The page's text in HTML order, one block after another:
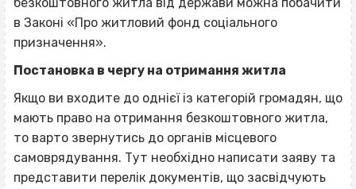
в Законі «Про житловий фонд соціального
призначення».
Постановка в чергу на отримання житла
Якщо ви входите до однієї із категорій громадян, що
мають право на отримання безкоштовного житла,
то варто звернутись до органів місцевого
самоврядування. Тут необхідно написати заяву та
представити перелік документів, що засвідчують